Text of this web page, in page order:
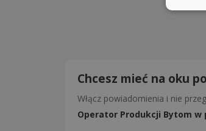
Chcesz mieć na oku
Włącz powiadomienia i nie
Operator Produkcji Bytom w